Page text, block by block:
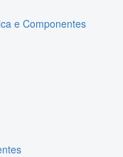
e Componentes